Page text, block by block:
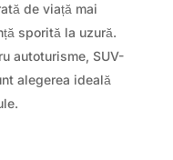
de viață mai
sporită la uzură.
autoturisme, SUV-
alegerea ideală